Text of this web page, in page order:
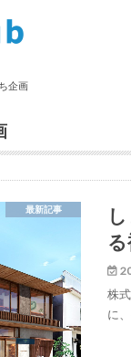
企画
最新記事
株
に